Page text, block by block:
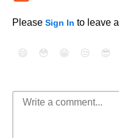
Please Sign In to leave
😄 😳 😁 😒 😎